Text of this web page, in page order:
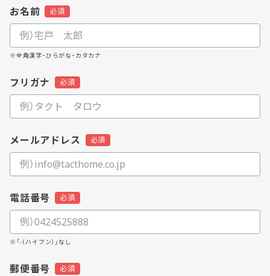
お名前
※全角漢字・ひらがな・カタカナ
フリガナ
メールアドレス
電話番号
※「-（ハイフン）」なし
郵便番号